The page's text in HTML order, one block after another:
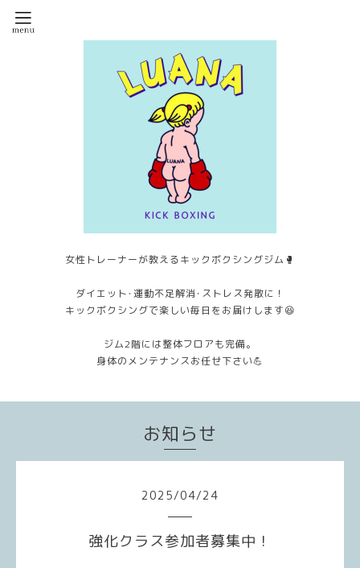
女性トレーナーが教えるキックボクシングジム🥊
ダイエット･運動不足解消･ストレス発散に！
キックボクシングで楽しい毎日をお届けします😆
ジム2階には整体フロアも完備。
身体のメンテナンスお任せ下さい💪
お知らせ
2025/04/24
強化クラス参加者募集中！